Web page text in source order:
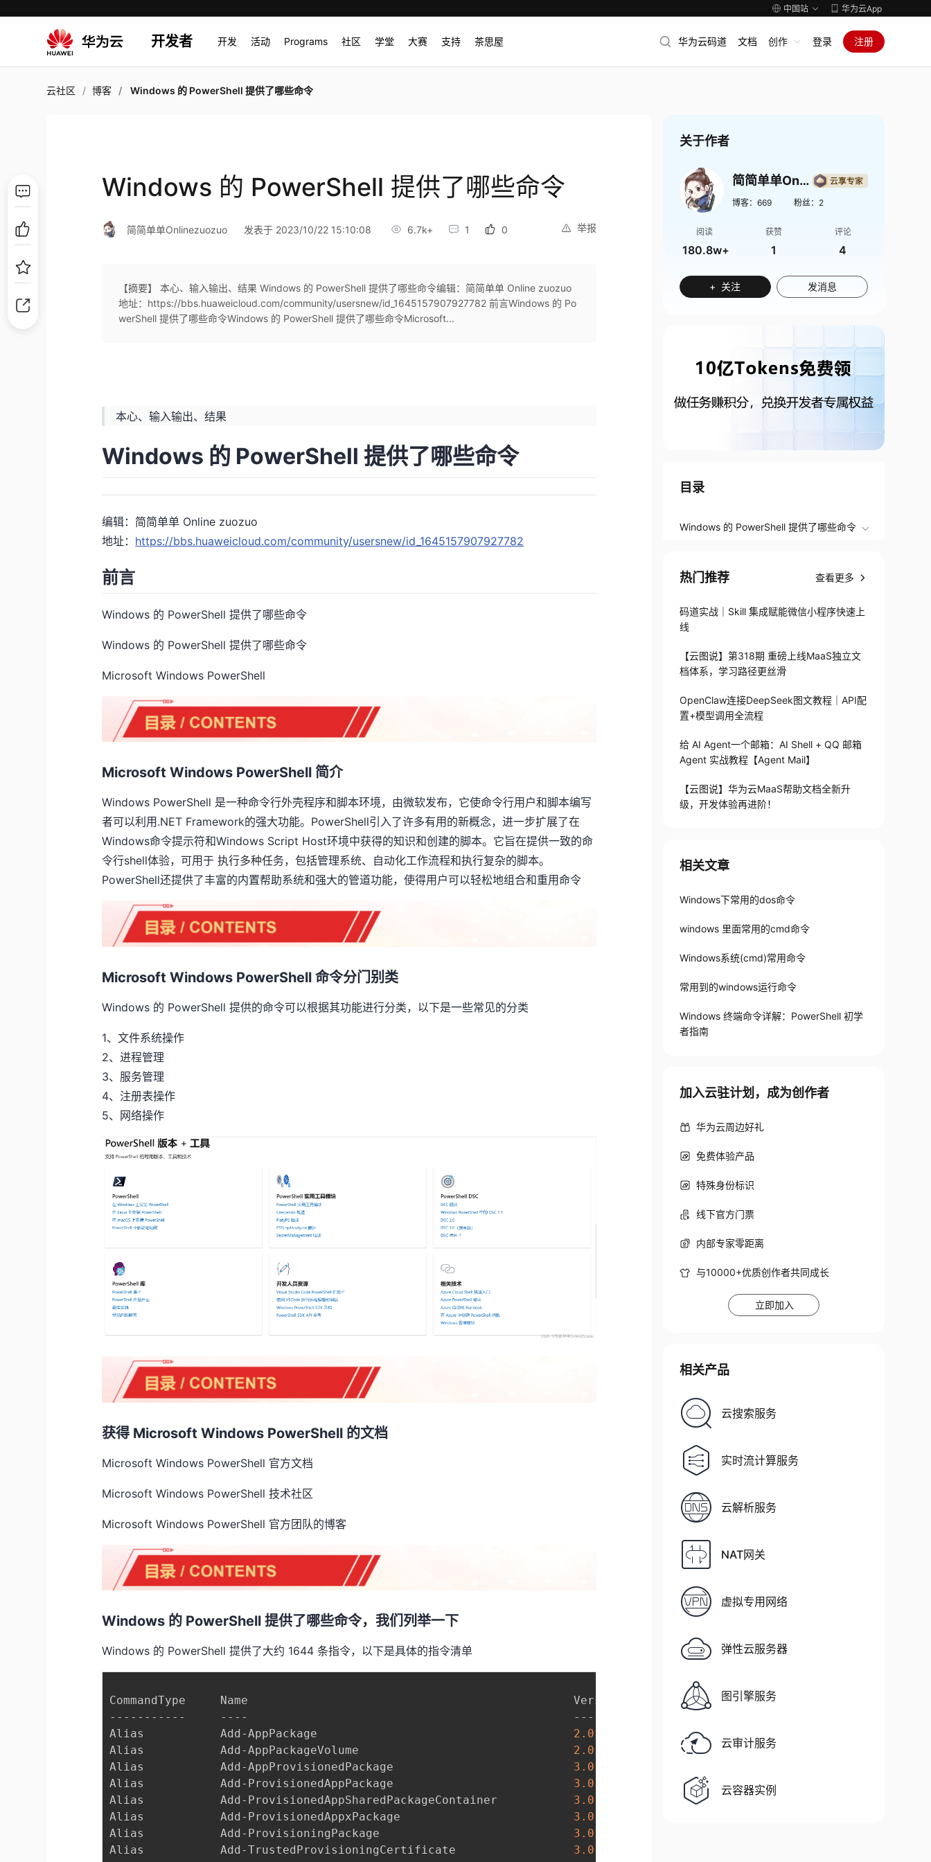
中国站 华为云App
开发者 开发 活动 Programs 社区 学堂 大赛 支持 茶思屋 华为云码道 文档 创作 登录 注册
云社区 博客 Windows 的 PowerShell 提供了哪些命令
Windows 的 PowerShell 提供了哪些命令
举报
简简单单Onlinezuozuo 发表于 2023/10/22 15:10:08 6.7k+ 1 0
【摘要】 本心、输入输出、结果 Windows 的 PowerShell 提供了哪些命令编辑：简简单单 Online zuozuo
地址：https://bbs.huaweicloud.com/community/usersnew/id_1645157907927782 前言Windows 的 Po
werShell 提供了哪些命令Windows 的 PowerShell 提供了哪些命令Microsoft...
本心、输入输出、结果
Windows 的 PowerShell 提供了哪些命令
编辑：简简单单 Online zuozuo
地址： https://bbs.huaweicloud.com/community/usersnew/id_1645157907927782
前言
Windows 的 PowerShell 提供了哪些命令
Windows 的 PowerShell 提供了哪些命令
Microsoft Windows PowerShell
Microsoft Windows PowerShell 简介
Windows PowerShell 是一种命令行外壳程序和脚本环境，由微软发布， 它使命令行用户和脚本编写
者可以利用.NET Framework的强大功能。PowerShell引入了许多有用的新概念，进一步扩展了在
Windows命令提示符和Windows Script Host环境中获得的知识和创建的脚本。它旨在提供一致的命
令行shell体验，可用于 执行多种任务，包括管理系统、自动化工作流程和执行复杂的脚本。
PowerShell还提供了丰富的内置帮助系统和强大的管道功能，使得用户可以轻松地组合和重用命令
Microsoft Windows PowerShell 命令分门别类
Windows 的 PowerShell 提供的命令可以根据其功能进行分类，以下是一些常见的分类
1、文件系统操作
2、进程管理
3、服务管理
4、注册表操作
5、网络操作
获得 Microsoft Windows PowerShell 的文档
Microsoft Windows PowerShell 官方文档
Microsoft Windows PowerShell 技术社区
Microsoft Windows PowerShell 官方团队的博客
Windows 的 PowerShell 提供了哪些命令，我们列举一下
Windows 的 PowerShell 提供了大约 1644 条指令，以下是具体的指令清单
CommandType     Name                                               Version    Source
-----------     ----                                               -------    ------
Alias           Add-AppPackage 2.0
Alias           Add-AppPackageVolume 2.0
Alias           Add-AppProvisionedPackage 3.0
Alias           Add-ProvisionedAppPackage 3.0
Alias           Add-ProvisionedAppSharedPackageContainer 3.0
Alias           Add-ProvisionedAppxPackage 3.0
Alias           Add-ProvisioningPackage 3.0
Alias           Add-TrustedProvisioningCertificate 3.0
关于作者
简简单单Onlinezuozuo
博客： 669 粉丝： 2
阅读
180.8w+
获赞
1
评论
4
+ 关注 发消息
目录
Windows 的 PowerShell 提供了哪些命令
热门推荐 查看更多
码道实战｜Skill 集成赋能微信小程序快速上
线
【云图说】第318期 重磅上线MaaS独立文
档体系，学习路径更丝滑
OpenClaw连接DeepSeek图文教程｜API配
置+模型调用全流程
给 AI Agent一个邮箱：AI Shell + QQ 邮箱
Agent 实战教程【Agent Mail】
【云图说】华为云MaaS帮助文档全新升
级，开发体验再进阶！
相关文章
Windows下常用的dos命令
windows 里面常用的cmd命令
Windows系统(cmd)常用命令
常用到的windows运行命令
Windows 终端命令详解：PowerShell 初学
者指南
加入云驻计划，成为创作者
华为云周边好礼
免费体验产品
特殊身份标识
线下官方门票
内部专家零距离
与10000+优质创作者共同成长
立即加入
相关产品
云搜索服务
实时流计算服务
云解析服务
NAT网关
虚拟专用网络
弹性云服务器
图引擎服务
云审计服务
云容器实例